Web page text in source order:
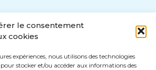
le consentement
cookies
expériences, nous utilisons des technologies
pour stocker et/ou accéder aux informations des